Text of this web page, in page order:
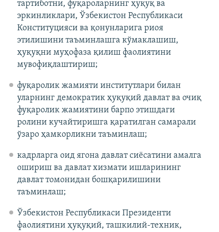
тартиботни, фуқароларнинг ҳуқуқ ва
эркинликлари, Ўзбекистон Республикаси
Конституцияси ва қонунларига риоя
этилишини таъминлашга кўмаклашиш,
ҳуқуқни муҳофаза қилиш фаолиятини
мувофиқлаштириш;
фуқаролик жамияти институтлари билан
уларнинг демократик ҳуқуқий давлат ва очиқ
фуқаролик жамиятини барпо этишдаги
ролини кучайтиришга қаратилган самарали
ўзаро ҳамкорликни таъминлаш;
кадрларга оид ягона давлат сиёсатини амалга
ошириш ва давлат хизмати ишларининг
давлат томонидан бошқарилишини
таъминлаш;
Ўзбекистон Республикаси Президенти
фаолиятини ҳуқуқий, ташкилий-техник,